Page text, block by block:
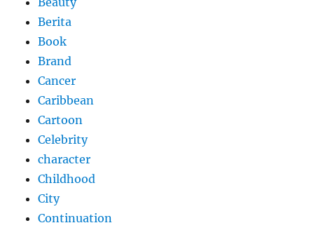
Berita
Book
Brand
Cancer
Caribbean
Cartoon
Celebrity
character
Childhood
City
Continuation